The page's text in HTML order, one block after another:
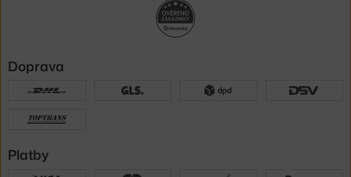
Doprava
Platby